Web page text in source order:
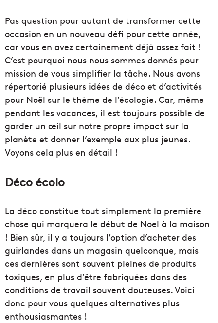
Pas question pour autant de transformer cette
occasion en un nouveau défi pour cette année,
car vous en avez certainement déjà assez fait !
C’est pourquoi nous nous sommes donnés pour
mission de vous simplifier la tâche. Nous avons
répertorié plusieurs idées de déco et d’activités
pour Noël sur le thème de l’écologie. Car, même
pendant les vacances, il est toujours possible de
garder un œil sur notre propre impact sur la
planète et donner l’exemple aux plus jeunes.
Voyons cela plus en détail !
Déco écolo
La déco constitue tout simplement la première
chose qui marquera le début de Noël à la maison
! Bien sûr, il y a toujours l’option d’acheter des
guirlandes dans un magasin quelconque, mais
ces dernières sont souvent pleines de produits
toxiques, en plus d’être fabriquées dans des
conditions de travail souvent douteuses. Voici
donc pour vous quelques alternatives plus
enthousiasmantes !